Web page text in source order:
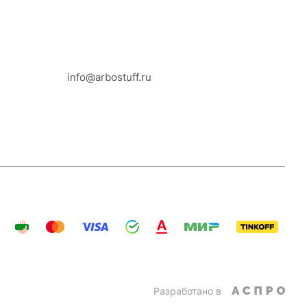
info@arbostuff.ru
Разработано в